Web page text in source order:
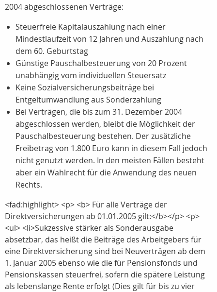
2004 abgeschlossenen Verträge:
Steuerfreie Kapitalauszahlung nach einer
Mindestlaufzeit von 12 Jahren und Auszahlung nach
dem 60. Geburtstag
Günstige Pauschalbesteuerung von 20 Prozent
unabhängig vom individuellen Steuersatz
Keine Sozialversicherungsbeiträge bei
Entgeltumwandlung aus Sonderzahlung
Bei Verträgen, die bis zum 31. Dezember 2004
abgeschlossen werden, bleibt die Möglichkeit der
Pauschalbesteuerung bestehen. Der zusätzliche
Freibetrag von 1.800 Euro kann in diesem Fall jedoch
nicht genutzt werden. In den meisten Fällen besteht
aber ein Wahlrecht für die Anwendung des neuen
Rechts.
<fad:highlight> <p> <b> Für alle Verträge der
Direktversicherungen ab 01.01.2005 gilt:</b></p> <p>
<ul> <li>Sukzessive stärker als Sonderausgabe
absetzbar, das heißt die Beiträge des Arbeitgebers für
eine Direktversicherung sind bei Neuverträgen ab dem
1. Januar 2005 ebenso wie die für Pensionsfonds und
Pensionskassen steuerfrei, sofern die spätere Leistung
als lebenslange Rente erfolgt (Dies gilt für bis zu vier